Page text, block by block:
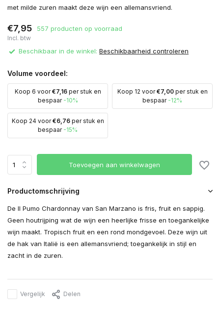
met milde zuren maakt deze wijn een allemansvriend.
€7,95 557 producten op voorraad
Incl. btw
Beschikbaar in de winkel: Beschikbaarheid controleren
Volume voordeel:
Koop 6 voor€7,16per stuk en
bespaar -10%
Koop 12 voor€7,00per stuk en
bespaar -12%
Koop 24 voor€6,76per stuk en
bespaar -15%
Toevoegen aan winkelwagen
Productomschrijving
De Il Pumo Chardonnay van San Marzano is fris, fruit en sappig.
Geen houtrijping wat de wijn een heerlijke frisse en toegankelijke
wijn maakt. Tropisch fruit en een rond mondgevoel. Deze wijn uit
de hak van Italië is een allemansvriend; toegankelijk in stijl en
zacht in de zuren.
Vergelijk Delen